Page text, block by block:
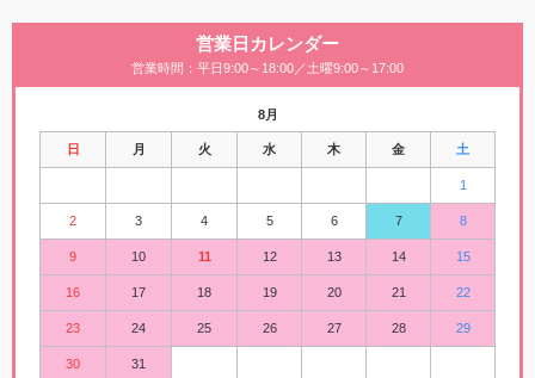
営業日カレンダー
営業時間：平日9:00～18:00／土曜9:00～17:00
8月
日 月 火 水 木 金 土
1
2 3 4 5 6 7 8
9 10 11 12 13 14 15
16 17 18 19 20 21 22
23 24 25 26 27 28 29
30 31